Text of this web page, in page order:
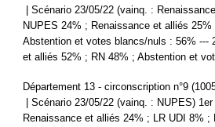
| Scénario 23/05/22 (vainq. :
NUPES 24% ; Renaissance et alliés
Abstention et votes blancs/nuls : 56% ---
et alliés 52% ; RN 48% ; Abstention et
Département 13 - circonscription n°9
| Scénario 23/05/22 (vainq. : NUPES)
Renaissance et alliés 24% ; LR UDI 8% ;